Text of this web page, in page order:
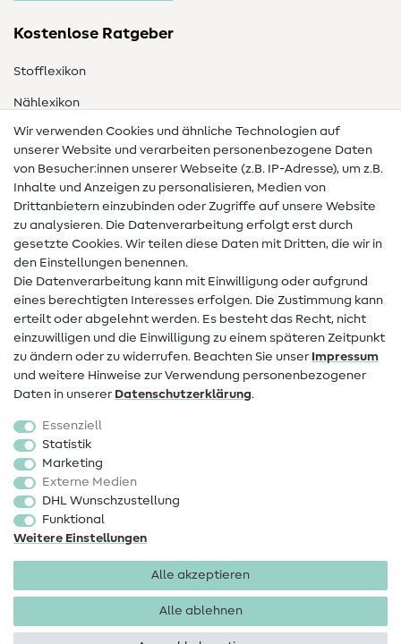
Kostenlose Ratgeber
Stofflexikon
Nählexikon
Nähanleitungen
Hilfe & Kontakt
Kontakt
Infos zum Betreiberwechsel
Widerrufsrecht
Beliebt
Stoffe
Sale
Schnittmuster
Wir verwenden Cookies und ähnliche Technologien auf
unserer Website und verarbeiten personenbezogene Daten
von Besucher:innen unserer Webseite (z.B. IP-Adresse), um z.B.
Inhalte und Anzeigen zu personalisieren, Medien von
Drittanbietern einzubinden oder Zugriffe auf unsere Website
zu analysieren. Die Datenverarbeitung erfolgt erst durch
gesetzte Cookies. Wir teilen diese Daten mit Dritten, die wir in
den Einstellungen benennen.
Die Datenverarbeitung kann mit Einwilligung oder aufgrund
eines berechtigten Interesses erfolgen. Die Zustimmung kann
erteilt oder abgelehnt werden. Es besteht das Recht, nicht
einzuwilligen und die Einwilligung zu einem späteren Zeitpunkt
zu ändern oder zu widerrufen. Beachten Sie unser Impressum
und weitere Hinweise zur Verwendung personenbezogener
Daten in unserer Daten­schutz­erklärung.
Essenziell
Statistik
Marketing
Externe Medien
DHL Wunschzustellung
Funktional
Weitere Einstellungen
Alle akzeptieren
Alle ablehnen
Impressum Datenschutz
AGB